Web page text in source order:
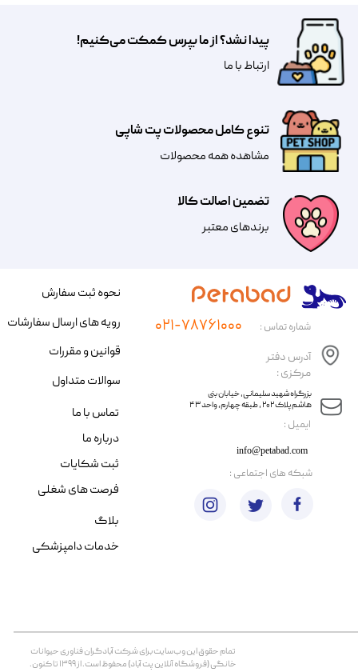
تضمین اصالت کالا
​​برندهای معتبر​​​​​​​
تنوع کامل محصولات پت شاپی
مشاهده همه محصولات
پیدا نشد؟ از ما بپرس کمکت می‌کنیم!
​​​ارتباط با ما
​ایمیل :
آدرس دفتر
مرکزی :
info@petabad.com
​​بزرگراه شهید سلیمانی، خیابان بنی
هاشم پلاک ۲۰۲ ، طبقه چهارم، واحد ۴۳
شماره تماس : ۰۲۱-۷۸۷۶۱۰۰۰
تمام حقوق اين وب‌سايت برای شرکت آبادگران فناوری حیوانات
خانگی (فروشگاه آنلاین پت آباد) محفوظ است. از ۱۳۹۹ تا کنون.
نحوه ثبت سفارش
رویه های ارسال سفارشات
قوانین و مقررات
سوالات متداول
تماس با ما
درباره ما
ثبت شکایات
فرصت های شغلی
​شبکه های اجتماعی :
بلاگ
خدمات دامپزشکی